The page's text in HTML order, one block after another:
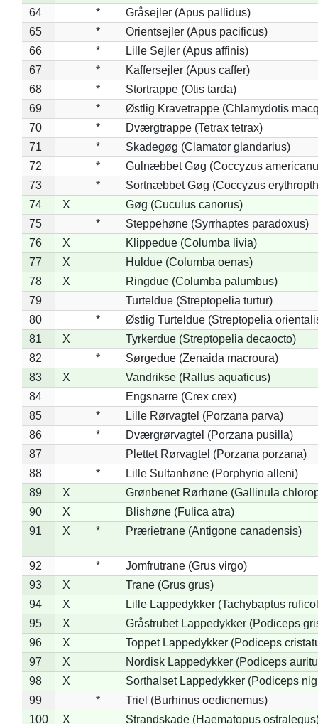
64
*
Gråsejler (Apus pallidus)
65
*
Orientsejler (Apus pacificus)
66
*
Lille Sejler (Apus affinis)
67
*
Kaffersejler (Apus caffer)
68
*
Stortrappe (Otis tarda)
69
*
Østlig Kravetrappe (Chlamydotis
70
*
Dværgtrappe (Tetrax tetrax)
71
*
Skadegøg (Clamator glandarius)
72
*
Gulnæbbet Gøg (Coccyzus
73
*
Sortnæbbet Gøg (Coccyzus
74
X
Gøg (Cuculus canorus)
75
*
Steppehøne (Syrrhaptes paradoxus)
76
X
Klippedue (Columba livia)
77
X
Huldue (Columba oenas)
78
X
Ringdue (Columba palumbus)
79
Turteldue (Streptopelia turtur)
80
*
Østlig Turteldue (Streptopelia
81
X
Tyrkerdue (Streptopelia decaocto)
82
*
Sørgedue (Zenaida macroura)
83
X
Vandrikse (Rallus aquaticus)
84
Engsnarre (Crex crex)
85
*
Lille Rørvagtel (Porzana parva)
86
*
Dværgrørvagtel (Porzana pusilla)
87
Plettet Rørvagtel (Porzana porzana)
88
*
Lille Sultanhøne (Porphyrio alleni)
89
X
Grønbenet Rørhøne (Gallinula
90
X
Blishøne (Fulica atra)
91
X * Prærietrane (Antigone canadensis)
92 *
Jomfrutrane (Grus virgo)
93
X
Trane (Grus grus)
94
X
Lille Lappedykker (Tachybaptus
95
X
Gråstrubet Lappedykker (Podiceps
96
X
Toppet Lappedykker (Podiceps
97
X
Nordisk Lappedykker (Podiceps
98
X
Sorthalset Lappedykker (Podiceps
99
*
Triel (Burhinus oedicnemus)
100
X Strandskade (Haematopus